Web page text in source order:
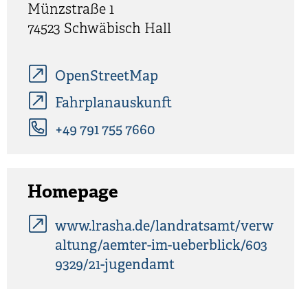
Münzstraße 1
74523 Schwäbisch Hall
OpenStreetMap
Fahrplanauskunft
+49 791 755 7660
Homepage
www.lrasha.de/landratsamt/verw
altung/aemter-im-ueberblick/603
9329/21-jugendamt